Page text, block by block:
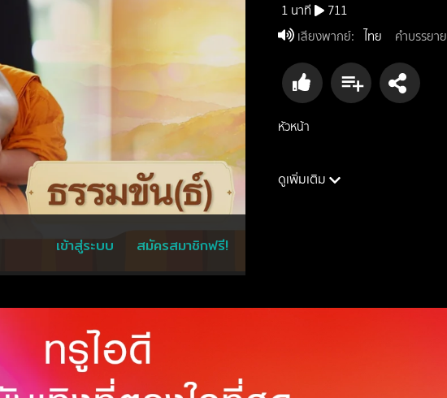
เข้าสู่ระบบ สมัครสมาชิกฟรี!
1 นาที
711
เสียงพากย์: ไทย คำบรรยาย
หัวหน้า
นักแสดง: สามเณรปลูกปัญญาธรรม
ดูเพิ่มเติม